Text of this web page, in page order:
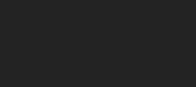
Antonio u zeker bevallen! Er zijn hier ongeveer 350